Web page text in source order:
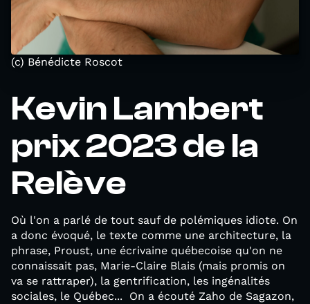
(c) Bénédicte Roscot
Kevin Lambert
prix 2023 de la
Relève
Où l'on a parlé de tout sauf de polémiques idiote. On
a donc évoqué, le texte comme une architecture, la
phrase, Proust, une écrivaine québecoise qu'on ne
connaissait pas, Marie-Claire Blais (mais promis on
va se rattraper), la gentrification, les ingénalités
sociales, le Québec... On a écouté Zaho de Sagazon,